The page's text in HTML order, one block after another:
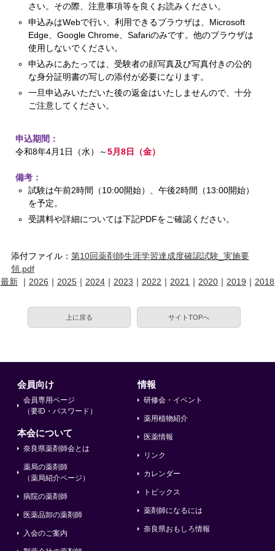
さい。その際、注意事項等を良くお読みください。
申込みはWebで行い、利用できるブラウザは、Microsoft
Edge、Google Chrome、Safariのみです。他のブラウザは
使用しないでください。
申込みにあたっては、受験者の顔写真及び写真付きの公的
な身分証明書の写しの添付が必要になります。
一旦申込みいただいた後の返金はいたしませんので、十分
ご注意してください。
申込期間：
令和8年4月1日（水）～5月8日（金）
備考：
試験は午前2時間（10:00開始）、午後2時間（13:00開始）
を予定。
受講料や詳細については下記PDFをご確認ください。
添付ファイル： 第10回薬剤師生涯学習達成度確認試験_実施要
領.pdf
最新 ｜ 2026 ｜ 2025 ｜ 2024 ｜ 2023 ｜ 2022 ｜ 2021 ｜ 2020 ｜ 2019 ｜ 2018
会員向け
会員専用ページ
（要ID・パスワード）
本会について
奈良県薬剤師会とは
薬局の薬剤師
（薬局紹介ページ）
病院の薬剤師
医薬品卸の薬剤師
入会のご案内
情報
研修会・イベント
薬用植物紹介
医薬情報
リンク
カレンダー
トピックス
薬剤師になるには
奈良県おもしろ情報
上に戻る サイトTOPへ